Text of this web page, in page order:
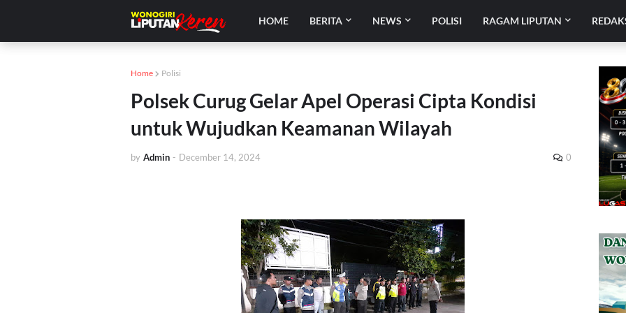
HOME BERITA NEWS POLISI RAGAM LIPUTAN
Home Polisi
Polsek Curug Gelar Apel Operasi Cipta Kondisi
untuk Wujudkan Keamanan Wilayah
by Admin - December 14, 2024 0